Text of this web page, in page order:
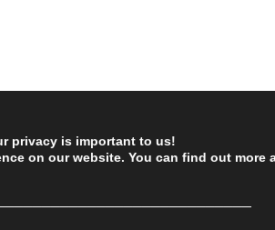
privacy is important to us!
on our website. You can find out more